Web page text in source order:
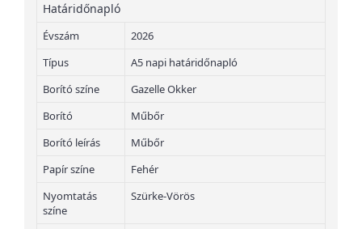
Határidőnapló
Évszám
2026
Típus
A5 napi határidőnapló
Borító színe
Gazelle Okker
Borító
Műbőr
Borító leírás
Műbőr
Papír színe
Fehér
Nyomtatás
színe
Szürke-Vörös